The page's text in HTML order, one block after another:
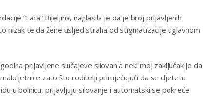
“Lara” Bijeljina, naglasila je da je broj prijavljenih
nizak te da žene usljed straha od stigmatizacije uglavnom
prijavljene slučajeve silovanja neki moj zaključak je da
zato što roditelji primjećujući da se djetetu
u bolnicu, prijavljuju silovanje i automatski se pokreće